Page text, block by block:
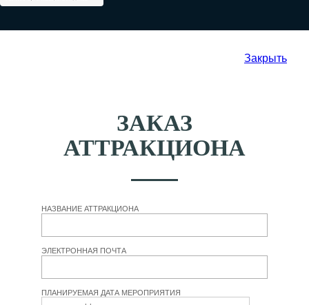
Закрыть
ЗАКАЗ
АТТРАКЦИОНА
НАЗВАНИЕ АТТРАКЦИОНА
ЭЛЕКТРОННАЯ ПОЧТА
ПЛАНИРУЕМАЯ ДАТА МЕРОПРИЯТИЯ